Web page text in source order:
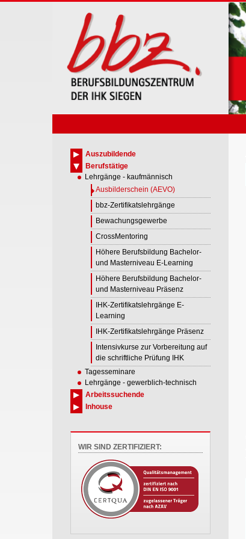
Auszubildende
Berufstätige
Lehrgänge - kaufmännisch
Ausbilderschein (AEVO)
bbz-Zertifikatslehrgänge
Bewachungsgewerbe
CrossMentoring
Höhere Berufsbildung Bachelor-
und Masterniveau E-Learning
Höhere Berufsbildung Bachelor-
und Masterniveau Präsenz
IHK-Zertifikatslehrgänge E-
Learning
IHK-Zertifikatslehrgänge Präsenz
Intensivkurse zur Vorbereitung auf
die schriftliche Prüfung IHK
Tagesseminare
Lehrgänge - gewerblich-technisch
Arbeitssuchende
Inhouse
WIR SIND ZERTIFIZIERT: